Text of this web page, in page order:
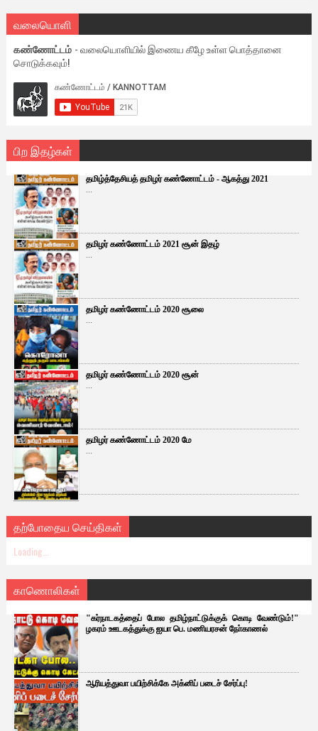
வலையொளி
கண்ணோட்டம் - வலையொளியில் இணைய கீழே உள்ள பொத்தானை
சொடுக்கவும்!
பிற இதழ்கள்
தமிழ்த்தேசியத் தமிழர் கண்ணோட்டம் - ஆகத்து 2021
...
தமிழர் கண்ணோட்டம் 2021 சூன் இதழ்
...
தமிழர் கண்ணோட்டம் 2020 சூலை
...
தமிழர் கண்ணோட்டம் 2020 சூன்
...
தமிழர் கண்ணோட்டம் 2020 மே
...
தற்போதைய செய்திகள்
Loading...
காணொலிகள்
"கர்நாடகத்தைப் போல தமிழ்நாட்டுக்குக் கொடி வேண்டும்!"
ழகரம் ஊடகத்துக்கு ஐயா பெ. மணியரசன் நோ்காணல்
ஆரியத்துவா பயிற்சிக்கே அக்னிப் படைச் சேர்ப்பு!